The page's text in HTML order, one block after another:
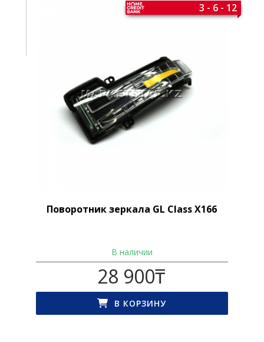
Поворотник зеркала GL Class X166
3 - 6 - 12
В наличии
28 900₸
В КОРЗИНУ